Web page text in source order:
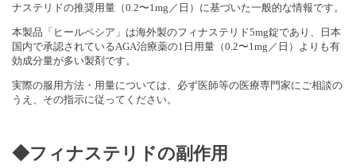
ナステリドの推奨用量（0.2〜1mg／日）に基づいた一般的な情報です。
本製品「ヒールペシア」は海外製のフィナステリド5mg錠であり、日本
国内で承認されているAGA治療薬の1日用量（0.2〜1mg／日）よりも有
効成分量が多い製剤です。
実際の服用方法・用量については、必ず医師等の医療専門家にご相談の
うえ、その指示に従ってください。
◆フィナステリドの副作用